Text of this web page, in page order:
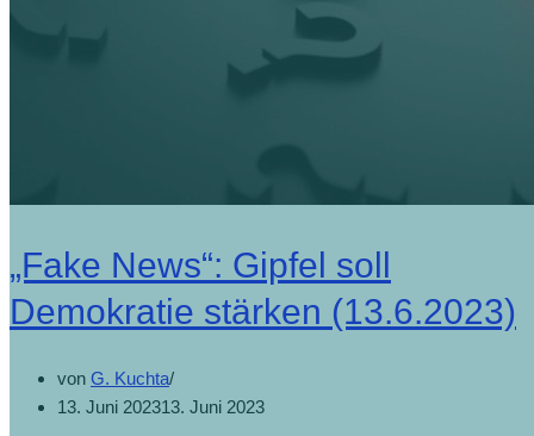
„Fake News“: Gipfel soll
Demokratie stärken (13.6.2023)
von G. Kuchta
13. Juni 202313. Juni 2023